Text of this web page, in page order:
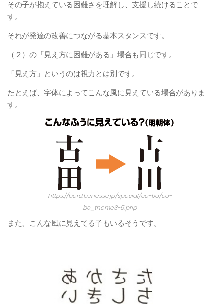
その子が抱えている困難さを理解し、支援し続けることで
す。
それが発達の改善につながる基本スタンスです。
（２）の「見え方に困難がある」場合も同じです。
「見え方」というのは視力とは別です。
たとえば、字体によってこんな風に見えている場合がありま
す。
https://berd.benesse.jp/special/co-bo/co-
bo_theme3-5.php
また、こんな風に見えてる子もいるそうです。